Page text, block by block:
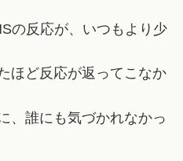
の反応が、いつもより少
ほど反応が返ってこなか
、誰にも気づかれなかっ